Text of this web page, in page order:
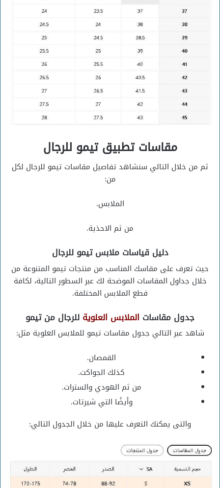
مقاسات تطبيق تيمو للرجال
ثم من خلال التالي سنشاهد تفاصيل مقاسات تيمو للرجال لكل
من:
الملابس.
من ثم الاحذية.
دليل قياسات ملابس تيمو للرجال
حيث تعرف على مقاسك المناسب من منتجات تيمو المتنوعة من
خلال جداول المقاسات الموضحة لك عبر السطور التالية، لكافة
قطع الملابس المختلفة.
جدول مقاسات الملابس العلوية للرجال من تيمو
شاهد عبر التالي جدول مقاسات تيمو للملابس العلوية مثل:
القمصان.
كذلك الجواكت.
من ثم الهودي والسترات.
وأيضًا التي شيرتات.
والتى يمكنك التعرف عليها من خلال الجدول التالي: